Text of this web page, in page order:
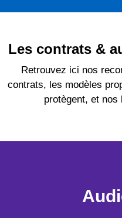
Les contrats &
Retrouvez ici nos
contrats, les modèles
protègent, et